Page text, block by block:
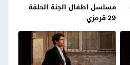
مسلسل اطفال الجنة الحلقة
29 قرمزي